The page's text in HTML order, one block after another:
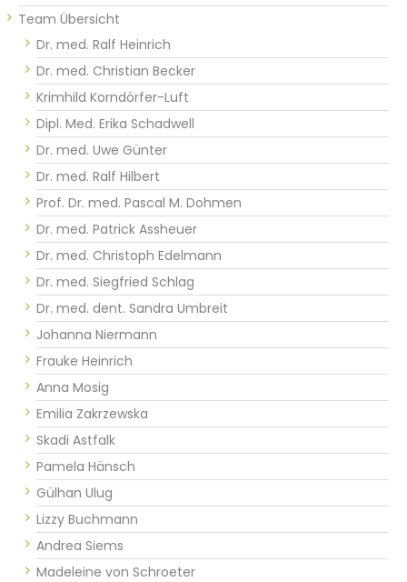
Team Übersicht
Dr. med. Ralf Heinrich
Dr. med. Christian Becker
Krimhild Korndörfer-Luft
Dipl. Med. Erika Schadwell
Dr. med. Uwe Günter​​​​
Dr. med. Ralf Hilbert
Prof. Dr. med. Pascal M. Dohmen
Dr. med. Patrick Assheuer
Dr. med. Christoph Edelmann
Dr. med. Siegfried Schlag
Dr. med. dent. Sandra Umbreit
Johanna Niermann
Frauke Heinrich
Anna Mosig
Emilia Zakrzewska
Skadi Astfalk
Pamela Hänsch
Gülhan Ulug
Lizzy Buchmann
Andrea Siems
Madeleine von Schroeter